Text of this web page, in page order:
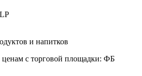
и напитков
с торговой площадки: ФБ